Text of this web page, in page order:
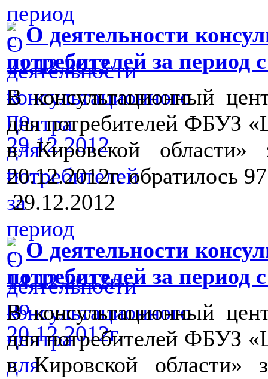
О деятельности
потребителей за период
В консультационный
для потребителей ФБУЗ
в Кировской
20.12.2012г. обратилось
29.12.2012
О деятельности
потребителей за период
В консультационный
для потребителей ФБУЗ
в Кировской области»